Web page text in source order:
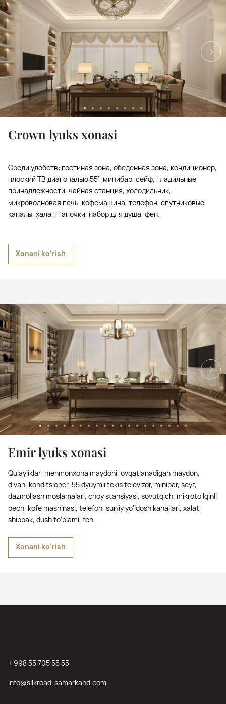
Crown lyuks xonasi
Среди удобств: гостиная зона, обеденная зона, кондиционер,
плоский ТВ диагональю 55', минибар, сейф, гладильные
принадлежности, чайная станция, холодильник,
микроволновая печь, кофемашина, телефон, спутниковые
каналы, халат, тапочки, набор для душа, фен.
Xonani ko‘rish
Emir lyuks xonasi
Qulayliklar: mehmonxona maydoni, ovqatlanadigan maydon,
divan, konditsioner, 55 dyuymli tekis televizor, minibar, seyf,
dazmollash moslamalari, choy stansiyasi, sovutqich, mikroto‘lqinli
pech, kofe mashinasi, telefon, sun’iy yo‘ldosh kanallari, xalat,
shippak, dush to‘plami, fen
Xonani ko‘rish
+ 998 55 705 55 55
info@silkroad-samarkand.com